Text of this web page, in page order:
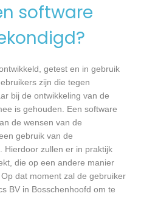
software
getest en in gebruik
zijn die tegen
bij de ontwikkeling van de
is gehouden. Een software
de wensen van de
gebruik van de
Hierdoor zullen er in praktijk
die op een andere manier
dat moment zal de gebruiker
BV in Bosschenhoofd om te